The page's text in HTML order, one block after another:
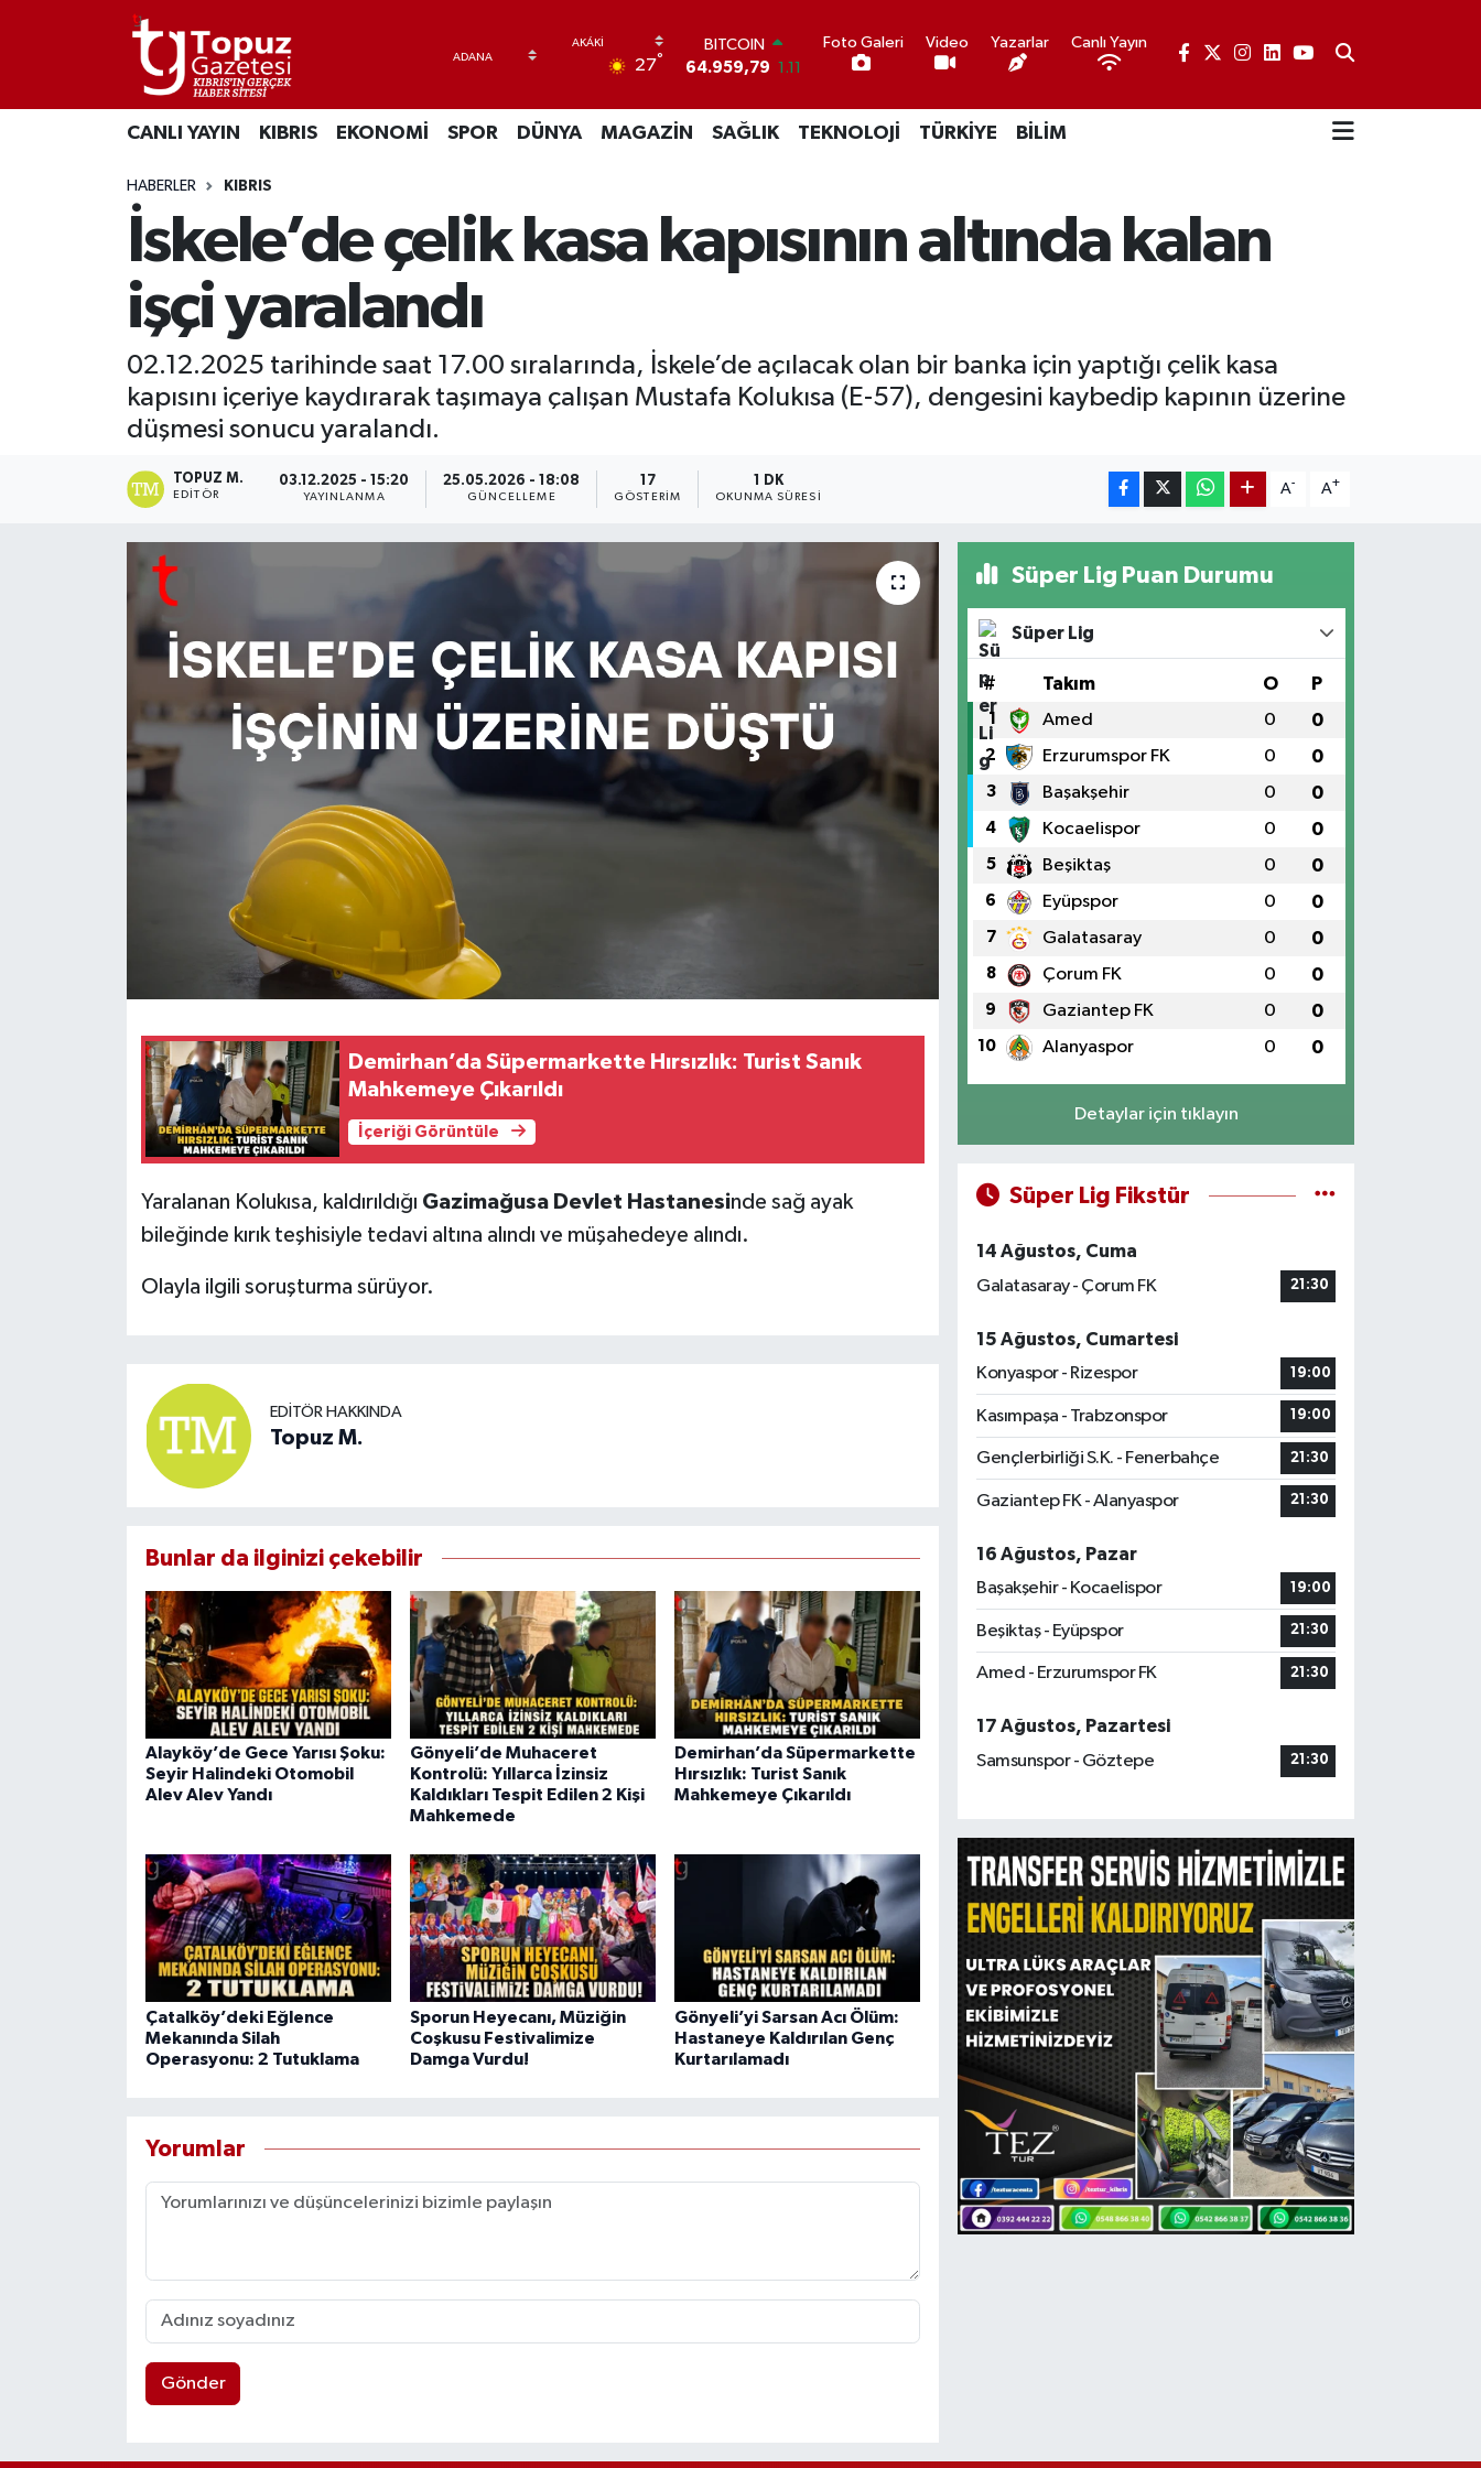
27°
BITCOIN
64.959,79 1.11
47,7436 0.18
EURO
GRAM ALTIN
6660.55 0.03
BİST100
Foto Galeri Video Yazarlar Canlı Yayın
CANLI YAYIN KIBRIS EKONOMİ SPOR DÜNYA MAGAZİN SAĞLIK TEKNOLOJİ TÜRKİYE BİLİM
HABERLER KIBRIS
İskele’de çelik kasa kapısının altında kalan
işçi yaralandı
02.12.2025 tarihinde saat 17.00 sıralarında, İskele’de açılacak olan bir banka için yaptığı çelik kasa
kapısını içeriye kaydırarak taşımaya çalışan Mustafa Kolukısa (E-57), dengesini kaybedip kapının üzerine
düşmesi sonucu yaralandı.
TOPUZ M.
EDITÖR
03.12.2025 - 15:20
YAYINLANMA
25.05.2026 - 18:08
GÜNCELLEME
17
GÖSTERIM
1 DK
OKUNMA SÜRESI
A- A+
Demirhan’da Süpermarkette Hırsızlık: Turist Sanık
Mahkemeye Çıkarıldı
İçeriği Görüntüle
Yaralanan Kolukısa, kaldırıldığı Gazimağusa Devlet Hastanesinde sağ ayak
bileğinde kırık teşhisiyle tedavi altına alındı ve müşahedeye alındı.
Olayla ilgili soruşturma sürüyor.
EDITÖR HAKKINDA
Topuz M.
Bunlar da ilginizi çekebilir
Alayköy’de Gece Yarısı Şoku:
Seyir Halindeki Otomobil
Alev Alev Yandı
Gönyeli’de Muhaceret
Kontrolü: Yıllarca İzinsiz
Kaldıkları Tespit Edilen 2 Kişi
Mahkemede
Demirhan’da Süpermarkette
Hırsızlık: Turist Sanık
Mahkemeye Çıkarıldı
Çatalköy’deki Eğlence
Mekanında Silah
Operasyonu: 2 Tutuklama
Sporun Heyecanı, Müziğin
Coşkusu Festivalimize
Damga Vurdu!
Gönyeli’yi Sarsan Acı Ölüm:
Hastaneye Kaldırılan Genç
Kurtarılamadı
Yorumlar
Gönder
Süper Lig Puan Durumu
Süper Lig
# Takım O P
1 Amed 0 0
2 Erzurumspor FK 0 0
3 Başakşehir 0 0
4 Kocaelispor 0 0
5 Beşiktaş 0 0
6 Eyüpspor 0 0
7 Galatasaray 0 0
8 Çorum FK 0 0
9 Gaziantep FK 0 0
10 Alanyaspor 0 0
Detaylar için tıklayın
Süper Lig Fikstür
14 Ağustos, Cuma
Galatasaray - Çorum FK
21:30
15 Ağustos, Cumartesi
Konyaspor - Rizespor
19:00
Kasımpaşa - Trabzonspor 19:00
Gençlerbirliği S.K. - Fenerbahçe 21:30
Gaziantep FK - Alanyaspor 21:30
16 Ağustos, Pazar
Başakşehir - Kocaelispor
19:00
Beşiktaş - Eyüpspor 21:30
Amed - Erzurumspor FK 21:30
17 Ağustos, Pazartesi
Samsunspor - Göztepe
21:30
EKONOMİ
MAGAZİN
TEKNOLOJİ
TÜRKİYE
Lefkoşa Nöbetçi Eczaneler
Lefkoşa Hava Durumu
Lefkoşa Trafik Yoğunluk Haritası
Süper Lig Puan Durumu ve Fikstür
Tüm Manşetler
Son Dakika Haberleri
Haber Arşivi